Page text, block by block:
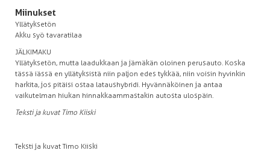
Miinukset
Yllätyksetön
Akku syö tavaratilaa
JÄLKIMAKU
Yllätyksetön, mutta laadukkaan ja jämäkän oloinen perusauto. Koska
tässä iässä en yllätyksistä niin paljon edes tykkää, niin voisin hyvinkin
harkita, jos pitäisi ostaa lataushybridi. Hyvännäköinen ja antaa
vaikutelman hiukan hinnakkaammastakin autosta ulospäin.
Teksti ja kuvat Timo Kiiski
Teksti ja kuvat Timo Kiiski